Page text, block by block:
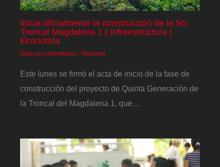
Inicia oficialmente la construcción de la 5G
Troncal Magdalena 1 | Infraestructura |
Economía
Deja un comentario / Nacional
Este lunes se firmó el acta de inicio de la fase de
construcción del proyecto de Quinta Generación de
la Troncal del Magdalena 1, que…